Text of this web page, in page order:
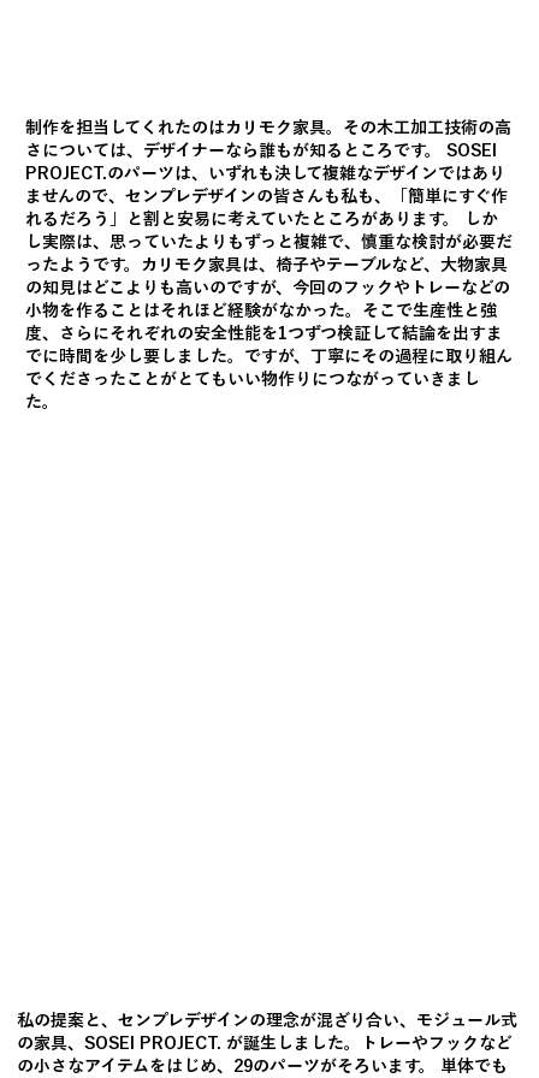
制作を担当してくれたのはカリモク家具。その木工加工技術の高
さについては、デザイナーなら誰もが知るところです。 SOSEI
PROJECT.のパーツは、いずれも決して複雑なデザインではあり
ませんので、センプレデザインの皆さんも私も、「簡単にすぐ作
れるだろう」と割と安易に考えていたところがあります。 しか
し実際は、思っていたよりもずっと複雑で、慎重な検討が必要だ
ったようです。カリモク家具は、椅子やテーブルなど、大物家具
の知見はどこよりも高いのですが、今回のフックやトレーなどの
小物を作ることはそれほど経験がなかった。そこで生産性と強
度、さらにそれぞれの安全性能を1つずつ検証して結論を出すま
でに時間を少し要しました。ですが、丁寧にその過程に取り組ん
でくださったことがとてもいい物作りにつながっていきまし
た。
私の提案と、センプレデザインの理念が混ざり合い、モジュール式
の家具、SOSEI PROJECT. が誕生しました。トレーやフックなど
の小さなアイテムをはじめ、29のパーツがそろいます。 単体でも